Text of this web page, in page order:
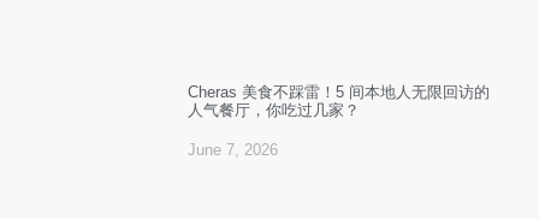
Cheras 美食不踩雷！5 间本地人无限回访的
人气餐厅，你吃过几家？
June 7, 2026